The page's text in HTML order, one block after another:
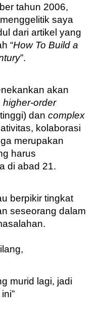
tahun 2006,
saya
dari artikel yang
“How To Build a
”.
akan
higher-order
dan complex
kolaborasi
merupakan
harus
di abad 21.
berpikir tingkat
seseorang dalam
murid lagi, jadi